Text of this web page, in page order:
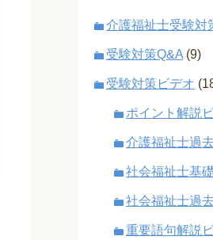
介護福祉士受験対
受験対策Q&A (9)
受験対策ビデオ
ポイント解説
介護福祉士過
社会福祉士基
社会福祉士過
重要語句解説